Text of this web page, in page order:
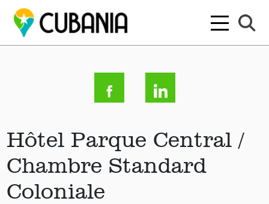
Hôtel Parque Central /
Chambre Standard
Coloniale